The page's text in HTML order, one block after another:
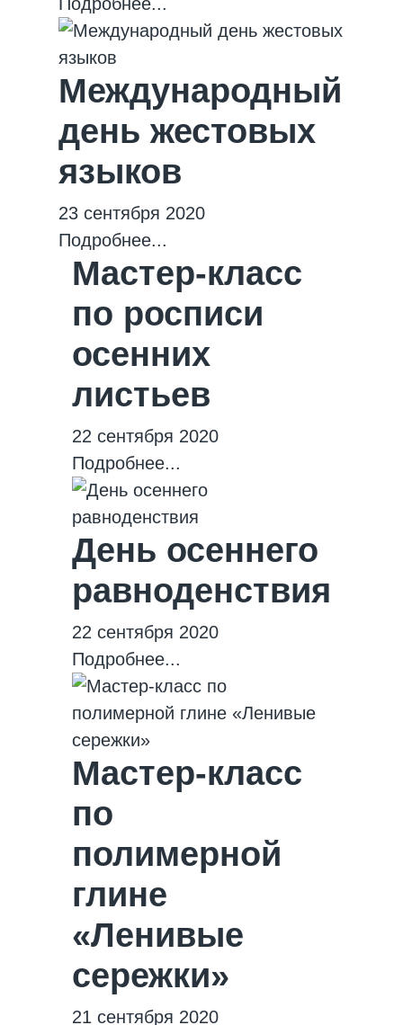
Международный
день жестовых
языков
23 сентября 2020
Подробнее...
Мастер-класс
по росписи
осенних
листьев
22 сентября 2020
Подробнее...
День осеннего
равноденствия
22 сентября 2020
Подробнее...
Мастер-класс
по
полимерной
глине
«Ленивые
сережки»
21 сентября 2020